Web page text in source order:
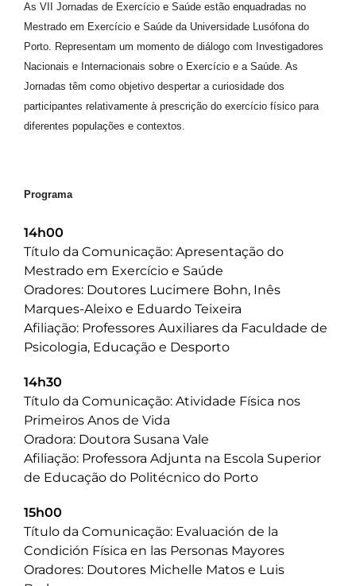
As VII Jornadas de Exercício e Saúde estão enquadradas no
Mestrado em Exercício e Saúde da Universidade Lusófona do
Porto. Representam um momento de diálogo com Investigadores
Nacionais e Internacionais sobre o Exercício e a Saúde. As
Jornadas têm como objetivo despertar a curiosidade dos
participantes relativamente à prescrição do exercício físico para
diferentes populações e contextos.
Programa
14h00
Título da Comunicação: Apresentação do
Mestrado em Exercício e Saúde
Oradores: Doutores Lucimere Bohn, Inês
Marques-Aleixo e Eduardo Teixeira
Afiliação: Professores Auxiliares da Faculdade de
Psicologia, Educação e Desporto
14h30
Título da Comunicação: Atividade Física nos
Primeiros Anos de Vida
Oradora: Doutora Susana Vale
Afiliação: Professora Adjunta na Escola Superior
de Educação do Politécnico do Porto
15h00
Título da Comunicação: Evaluación de la
Condición Física en las Personas Mayores
Oradores: Doutores Michelle Matos e Luis